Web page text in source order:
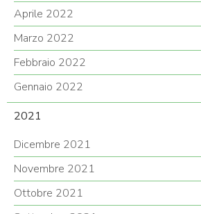
Aprile 2022
Marzo 2022
Febbraio 2022
Gennaio 2022
2021
Dicembre 2021
Novembre 2021
Ottobre 2021